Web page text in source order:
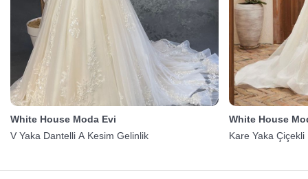
White House Moda Evi
V Yaka Dantelli A Kesim Gelinlik
White House
Kare Yaka